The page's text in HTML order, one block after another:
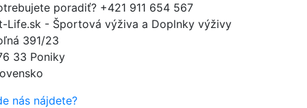
poradiť? +421 911 654 567
Life.sk - Športová výživa a Doplnky výživy
391/23
33 Poniky
nás nájdete?